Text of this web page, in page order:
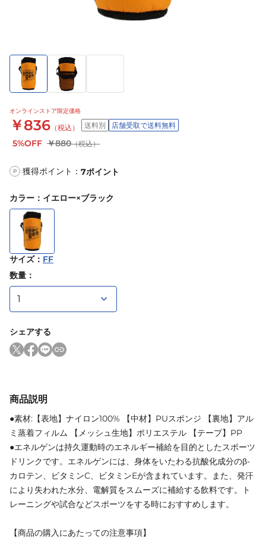
オンラインストア限定価格
￥836 （税込） 送料別 店舗受取で送料無料
5%OFF ￥880（税込）
P 獲得ポイント： 7ポイント
カラー ： イエロー×ブラック
サイズ： FF
数量：
シェアする
商品説明
●素材:【表地】ナイロン100% 【中材】PUスポンジ 【裏地】アル
ミ蒸着フィルム 【メッシュ生地】ポリエステル 【テープ】PP
●エネルゲンは持久運動時のエネルギー補給を目的としたスポーツ
ドリンクです。エネルゲンには、身体をいたわる抗酸化成分のβ-
カロテン、ビタミンC、ビタミンEが含まれています。また、発汗
により失われた水分、電解質をスムーズに補給する飲料です。ト
レーニングや試合などスポーツをする時におすすめします。
【商品の購入にあたっての注意事項】